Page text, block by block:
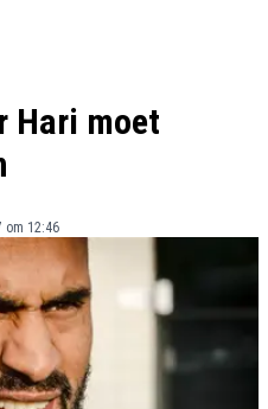
Hari moet
om 12:46